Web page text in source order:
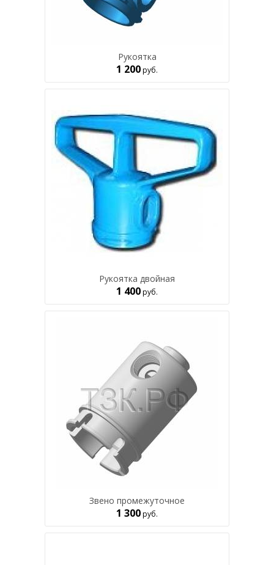
Рукоятка
1 200руб.
Рукоятка двойная
1 400руб.
Звено промежуточное
1 300руб.